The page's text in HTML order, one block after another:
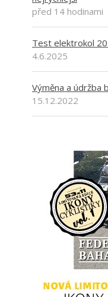
před 14 hodinami
Test elektrokol
4.6.2025
Výměna a údržba
15.12.2022